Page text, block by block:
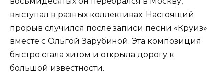
выступал в разных коллективах. Настоящий
прорыв случился после записи песни «Круиз»
вместе с Ольгой Зарубиной. Эта композиция
быстро стала хитом и открыла дорогу к
большой известности.